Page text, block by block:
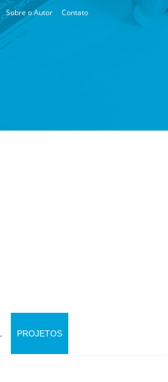
Sobre o Autor Contato
PROJETOS